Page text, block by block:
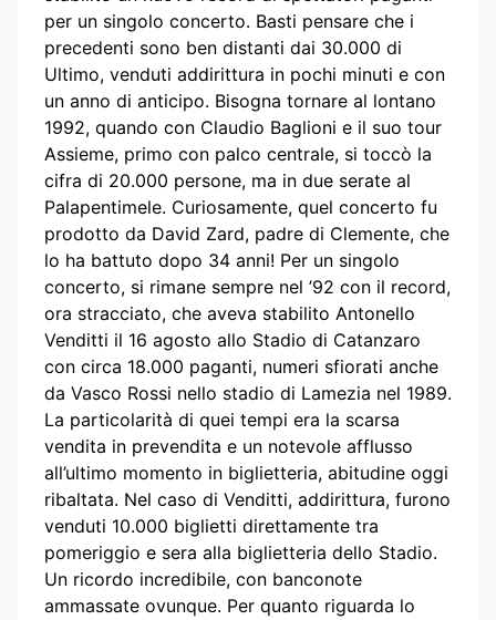
per un singolo concerto. Basti pensare che i
precedenti sono ben distanti dai 30.000 di
Ultimo, venduti addirittura in pochi minuti e con
un anno di anticipo. Bisogna tornare al lontano
1992, quando con Claudio Baglioni e il suo tour
Assieme, primo con palco centrale, si toccò la
cifra di 20.000 persone, ma in due serate al
Palapentimele. Curiosamente, quel concerto fu
prodotto da David Zard, padre di Clemente, che
lo ha battuto dopo 34 anni! Per un singolo
concerto, si rimane sempre nel ’92 con il record,
ora stracciato, che aveva stabilito Antonello
Venditti il 16 agosto allo Stadio di Catanzaro
con circa 18.000 paganti, numeri sfiorati anche
da Vasco Rossi nello stadio di Lamezia nel 1989.
La particolarità di quei tempi era la scarsa
vendita in prevendita e un notevole afflusso
all’ultimo momento in biglietteria, abitudine oggi
ribaltata. Nel caso di Venditti, addirittura, furono
venduti 10.000 biglietti direttamente tra
pomeriggio e sera alla biglietteria dello Stadio.
Un ricordo incredibile, con banconote
ammassate ovunque. Per quanto riguarda lo